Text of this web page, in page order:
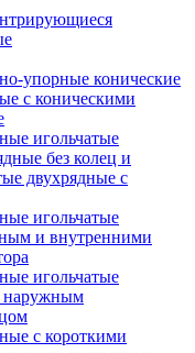
упорные конические
с коническими
игольчатые
без колец и
двухрядные с
игольчатые
и внутренними
игольчатые
наружным
с короткими